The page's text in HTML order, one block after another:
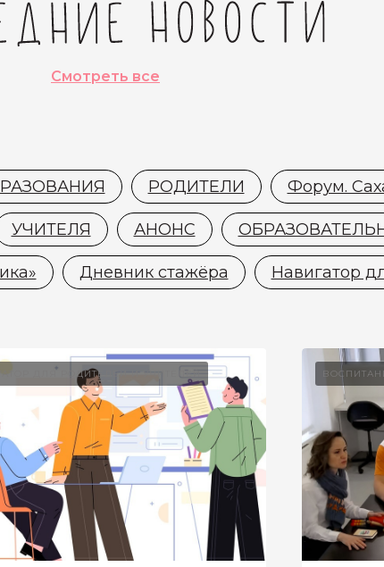
Смотреть все
РОДИТЕЛИ Форум.
УЧИТЕЛЯ АНОНС
Дневник стажёра Навигатор
ДЛЯ РОДИТЕЛЕЙ И УЧИТЕЛЕЙ